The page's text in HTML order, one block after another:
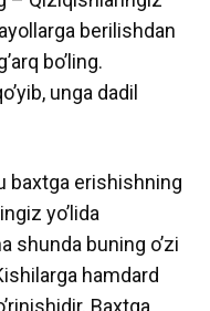
berilishdan
bo’ling.
unga dadil
baxtga erishishning
yo’lida
shunda buning o’zi
hamdard